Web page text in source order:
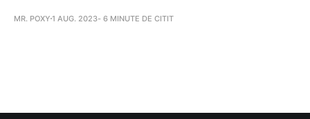
MR. POXY 1 AUG. 2023- 6 MINUTE DE CITIT